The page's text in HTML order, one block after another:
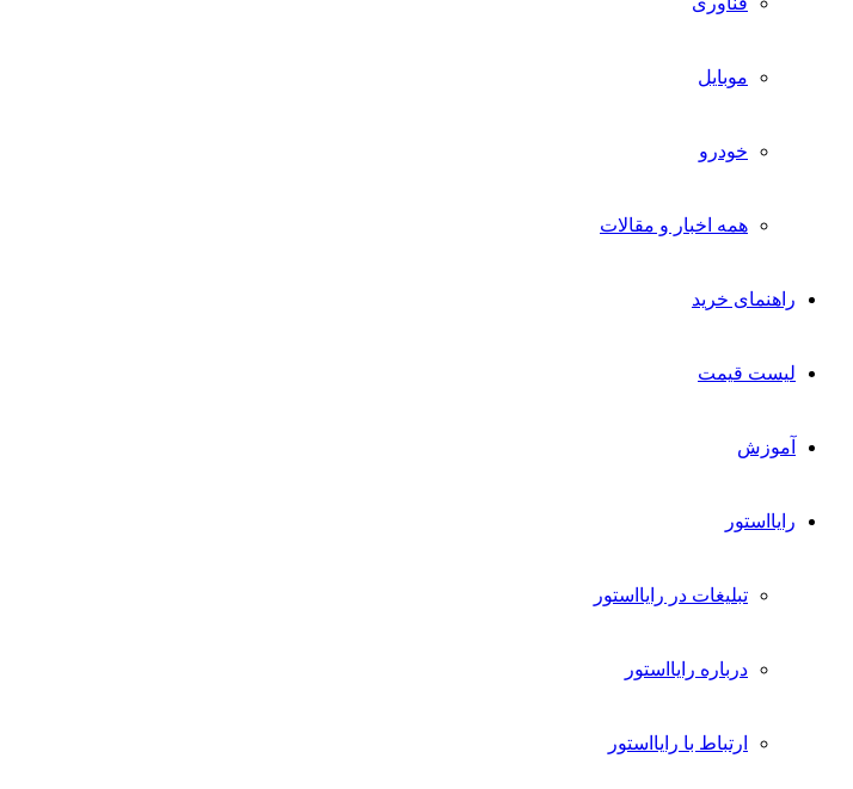
موبایل
خودرو
همه اخبار و مقالات
راهنمای خرید
لیست قیمت
آموزش
رایااستور
تبلیغات در رایااستور
درباره رایااستور
ارتباط با رایااستور